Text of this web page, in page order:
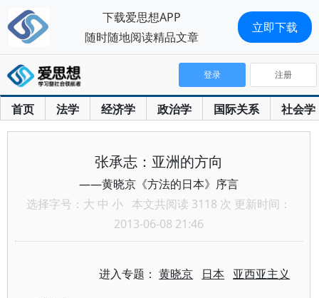
首页 法学 经济学 政治学 国际关系 社会学
登录 注册
张承志：亚洲的方向
——黄晓京《方法的日本》序言
选择字号： 大 中 小 本文共阅读 3118 次 更新时间：
2013-06-08 21:46
进入专题：黄晓京 日本 亚西亚主义
下载爱思想APP
随时随地阅读精品文章
立即下载